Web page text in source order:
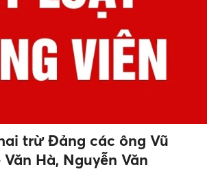
trừ Đảng các ông Vũ
Hà, Nguyễn Văn